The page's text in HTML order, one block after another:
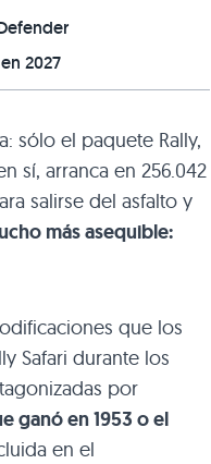
2027
sólo el paquete Rally,
sí, arranca en 256.042
salirse del asfalto y
más asequible:
que los
Safari durante los
por
ganó en 1953 o el
en el